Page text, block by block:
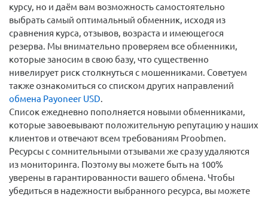
курсу, но и даём вам возможность самостоятельно
выбрать самый оптимальный обменник, исходя из
сравнения курса, отзывов, возраста и имеющегося
резерва. Мы внимательно проверяем все обменники,
которые заносим в свою базу, что существенно
нивелирует риск столкнуться с мошенниками. Советуем
также ознакомиться со списком других направлений
обмена Payoneer USD.
Список ежедневно пополняется новыми обменниками,
которые завоевывают положительную репутацию у наших
клиентов и отвечают всем требованиям Proobmen.
Ресурсы с сомнительными отзывами же сразу удаляются
из мониторинга. Поэтому вы можете быть на 100%
уверены в гарантированности вашего обмена. Чтобы
убедиться в надежности выбранного ресурса, вы можете